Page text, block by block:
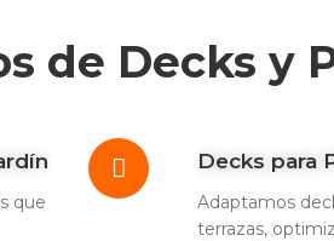
de Decks y
que
Decks para
Adaptamos
terrazas,